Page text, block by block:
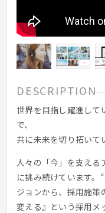
DESCRIPTION
世界を目指し躍進して
で、
共に未来を切り拓いて
人々の「今」を支える
に挑み続けています。
ジョンから、採用施策
変える』という採用メ